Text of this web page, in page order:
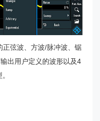
正弦波、方波/脉冲波、锯
出用户定义的波形以及4